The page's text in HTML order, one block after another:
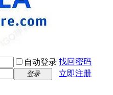
自动登录 找回密码
登录 立即注册